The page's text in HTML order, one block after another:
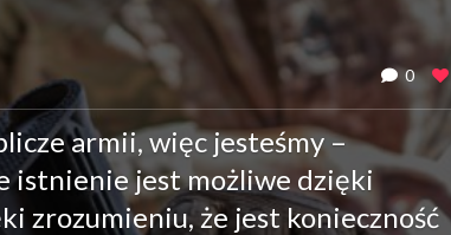
0
armii, więc jesteśmy –
istnienie jest możliwe dzięki
zrozumieniu, że jest konieczność